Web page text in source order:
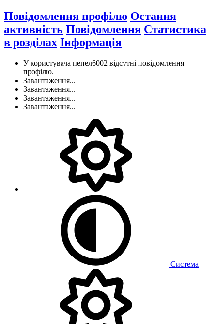
Повідомлення профілю Остання
активність Повідомлення Статистика
в розділах Інформація
У користувача пепел6002 відсутні повідомлення
профілю.
Завантаження...
Завантаження...
Завантаження...
Завантаження...
Система